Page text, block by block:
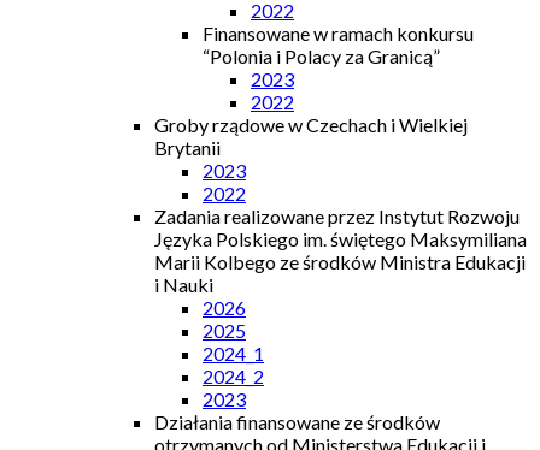
2022
Finansowane w ramach konkursu
“Polonia i Polacy za Granicą”
2023
2022
Groby rządowe w Czechach i Wielkiej
Brytanii
2023
2022
Zadania realizowane przez Instytut Rozwoju
Języka Polskiego im. świętego Maksymiliana
Marii Kolbego ze środków Ministra Edukacji
i Nauki
2026
2025
2024_1
2024_2
2023
Działania finansowane ze środków
otrzymanych od Ministerstwa Edukacji i